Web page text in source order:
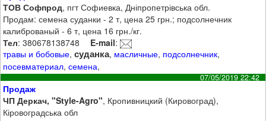
ТОВ Софпрод, пгт Софиевка, Дніпропетрівська обл.
Продам: семена суданки - 2 т, цена 25 грн.; подсолнечник
калиброваный - 6 т, цена 16 грн./кг.
Тел: 380678138748 E-mail:
травы и бобовые,суданка, масличные, подсолнечник,
посевматериал,семена,
07/05/2019 22:42
Продаж
ЧП Деркач, "Style-Agro", Кропивницкий (Кировоград),
Кіровоградська обл